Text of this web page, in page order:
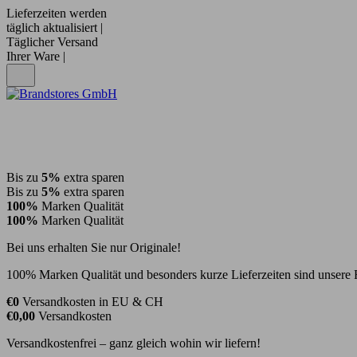
Lieferzeiten werden
täglich aktualisiert |
Täglicher Versand
Ihrer Ware |
Bis zu 5% extra sparen
Bis zu 5% extra sparen
100% Marken Qualität
100% Marken Qualität
Bei uns erhalten Sie nur Originale!
100% Marken Qualität und besonders kurze Lieferzeiten sind unsere
€0 Versandkosten in EU & CH
€0,00 Versandkosten
Versandkostenfrei – ganz gleich wohin wir liefern!